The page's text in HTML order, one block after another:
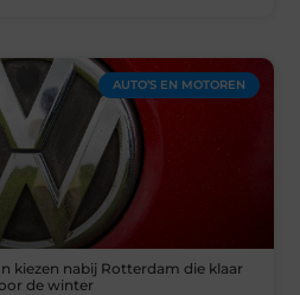
AUTO’S EN MOTOREN
kiezen nabij Rotterdam die klaar
de winter